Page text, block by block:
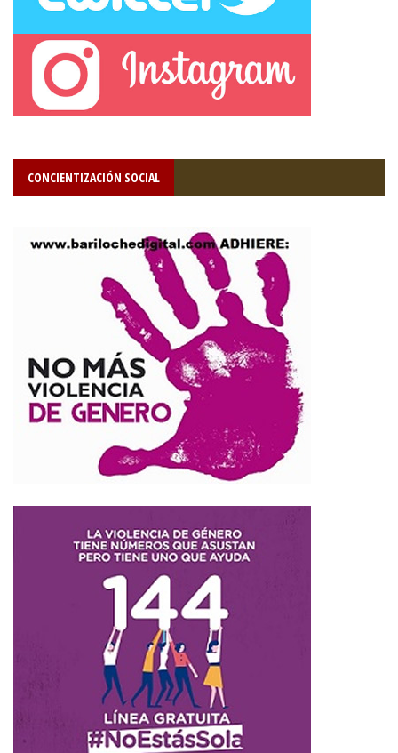
CONCIENTIZACIÓN SOCIAL